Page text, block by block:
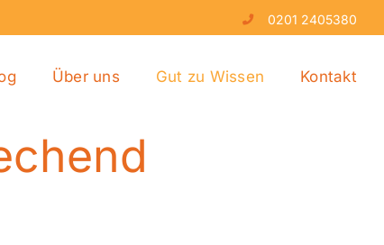
0201 2405380
Über uns Gut zu Wissen Kontakt